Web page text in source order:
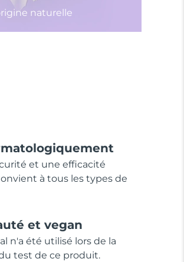
naturelle
et une efficacité
à tous les types de
et vegan
n'a été utilisé lors de la
test de ce produit.